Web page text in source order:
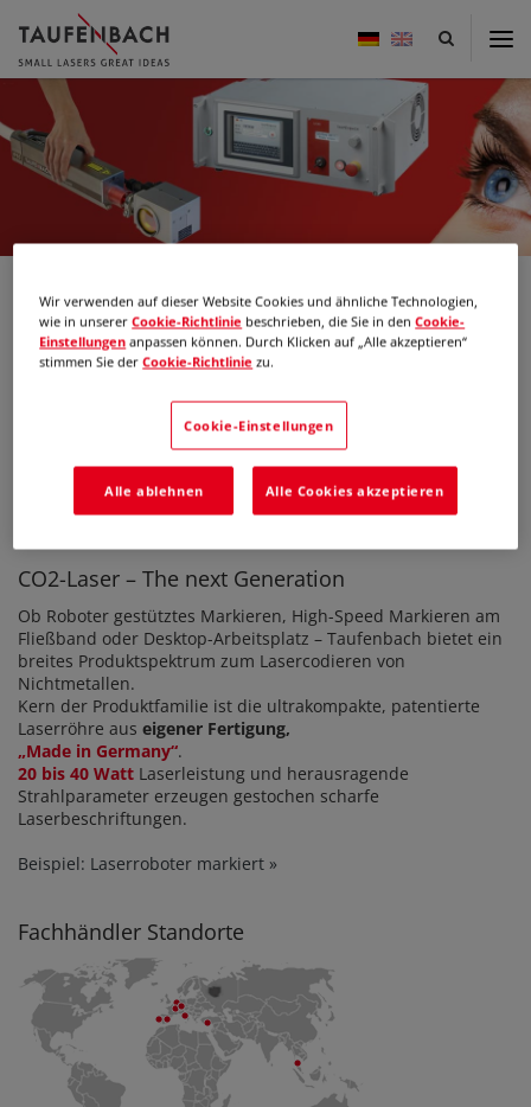
lasers
great
ideas
Startseiten-
Slider
Messen
CO2-Laser – The next Generation
Ob Roboter gestütztes Markieren, High-Speed Markieren am
Fließband oder Desktop-Arbeitsplatz – Taufenbach bietet ein
breites Produktspektrum zum Lasercodieren von
Nichtmetallen.
Kern der Produktfamilie ist die ultrakompakte, patentierte
Laserröhre aus eigener Fertigung,
„Made in Germany“.
20 bis 40 Watt Laserleistung und herausragende
Strahlparameter erzeugen gestochen scharfe
Laserbeschriftungen.
Beispiel: Laserroboter markiert »
Fachhändler Standorte
Wir verwenden auf dieser Website Cookies und ähnliche Technologien,
wie in unsererCookie-Richtlinie beschrieben, die Sie in denCookie-
Einstellungen anpassen können. Durch Klicken auf „Alle akzeptieren“
stimmen Sie derCookie-Richtlinie zu.
Cookie-Einstellungen
Alle ablehnen Alle Cookies akzeptieren